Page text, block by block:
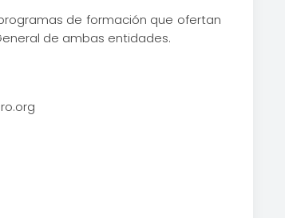
de formación que ofertan
de ambas entidades.